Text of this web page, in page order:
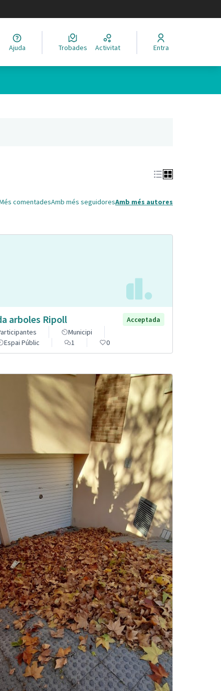
el idioma
Ajuda Trobades Activitat Entra
comentadesAmb més seguidoresAmb més autores
arboles Ripoll
Acceptada
Municipi
Espai Públic
1 0